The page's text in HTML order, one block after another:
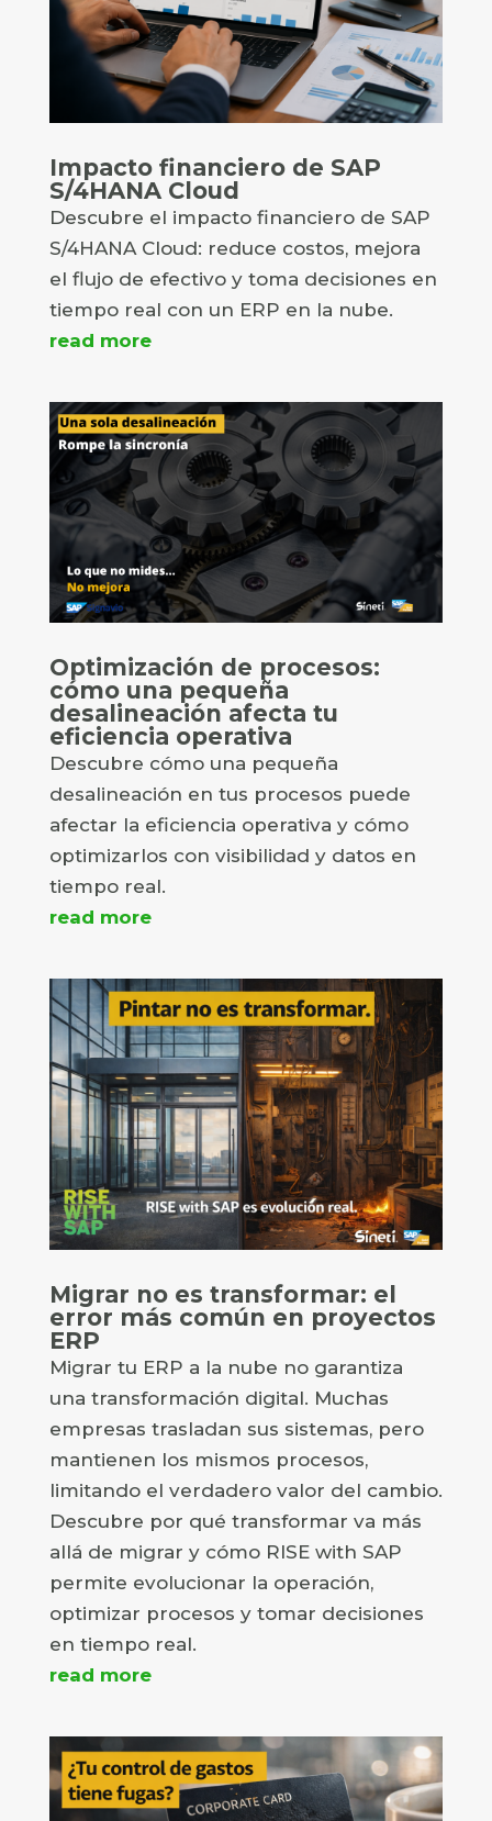
Impacto financiero de SAP
S/4HANA Cloud
Descubre el impacto financiero de SAP
S/4HANA Cloud: reduce costos, mejora
el flujo de efectivo y toma decisiones en
tiempo real con un ERP en la nube.
read more
Optimización de procesos:
cómo una pequeña
desalineación afecta tu
eficiencia operativa
Descubre cómo una pequeña
desalineación en tus procesos puede
afectar la eficiencia operativa y cómo
optimizarlos con visibilidad y datos en
tiempo real.
read more
Migrar no es transformar: el
error más común en proyectos
ERP
Migrar tu ERP a la nube no garantiza
una transformación digital. Muchas
empresas trasladan sus sistemas, pero
mantienen los mismos procesos,
limitando el verdadero valor del cambio.
Descubre por qué transformar va más
allá de migrar y cómo RISE with SAP
permite evolucionar la operación,
optimizar procesos y tomar decisiones
en tiempo real.
read more